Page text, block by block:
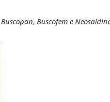
Buscofem e